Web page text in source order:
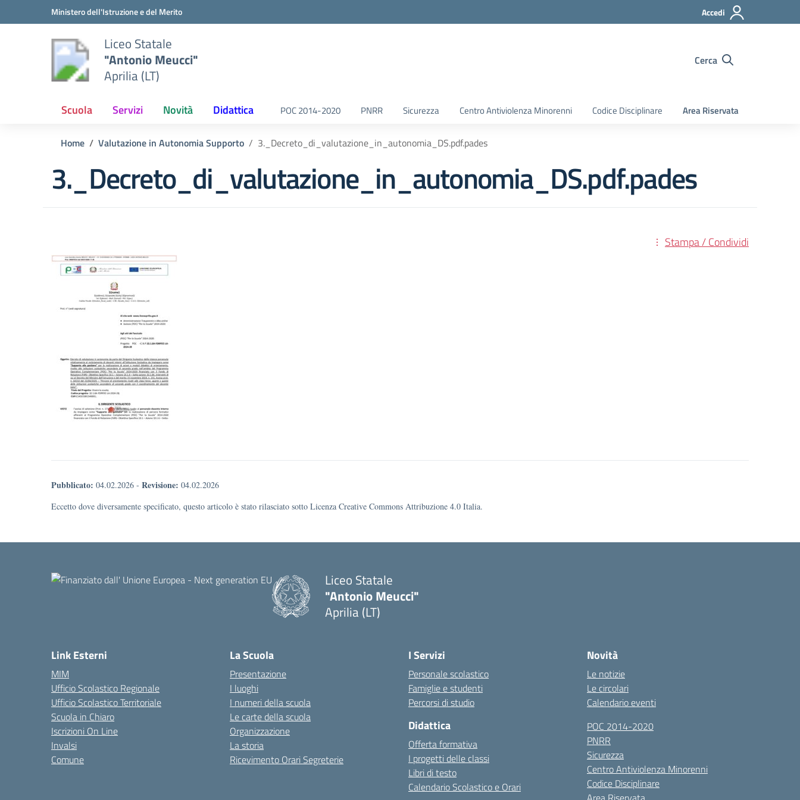
Vai ai contenuti
Vai al menu di navigazioneMinistero dell'Istruzione e del Merito Accedi
Liceo Statale
"Antonio Meucci"
Aprilia (LT)
Cerca
Scuola Servizi Novità Didattica POC 2014-2020 PNRR Sicurezza Centro Antiviolenza Minorenni Codice Disciplinare Area Riservata
Home Valutazione in Autonomia Supporto 3._Decreto_di_valutazione_in_autonomia_DS.pdf.pades
3._Decreto_di_valutazione_in_autonomia_DS.pdf.pades
Stampa / Condividi
Pubblicato: 04.02.2026 - Revisione: 04.02.2026
Eccetto dove diversamente specificato, questo articolo è stato rilasciato sotto Licenza Creative Commons Attribuzione 4.0 Italia.
Liceo Statale
"Antonio Meucci"
Aprilia (LT)
Link Esterni
MIM
Ufficio Scolastico Regionale
Ufficio Scolastico Territoriale
Scuola in Chiaro
Iscrizioni On Line
Invalsi
Comune
La Scuola
Presentazione
I luoghi
I numeri della scuola
Le carte della scuola
Organizzazione
La storia
Ricevimento Orari Segreterie
I Servizi
Personale scolastico
Famiglie e studenti
Percorsi di studio
Didattica
Offerta formativa
I progetti delle classi
Libri di testo
Calendario Scolastico e Orari
Novità
Le notizie
Le circolari
Calendario eventi
POC 2014-2020
PNRR
Sicurezza
Centro Antiviolenza Minorenni
Codice Disciplinare